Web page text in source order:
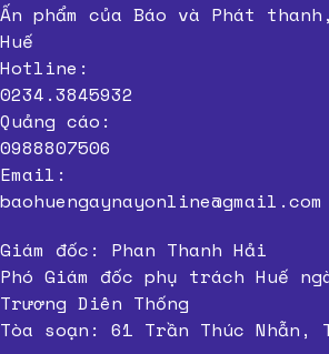
Ấn phẩm của Báo và Phát
Huế
Hotline:
0234.3845932
Quảng cáo:
0988807506
Email:
baohuengaynayonline@gmail.com
Giám đốc: Phan Thanh Hải
Phó Giám đốc phụ trách Huế
Trương Diên Thống
Tòa soạn: 61 Trần Thúc Nhẫn,